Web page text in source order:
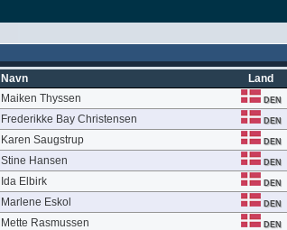
Navn Land
Maiken Thyssen DEN
Frederikke Bay Christensen DEN
Karen Saugstrup DEN
Stine Hansen DEN
Ida Elbirk DEN
Marlene Eskol DEN
Mette Rasmussen DEN